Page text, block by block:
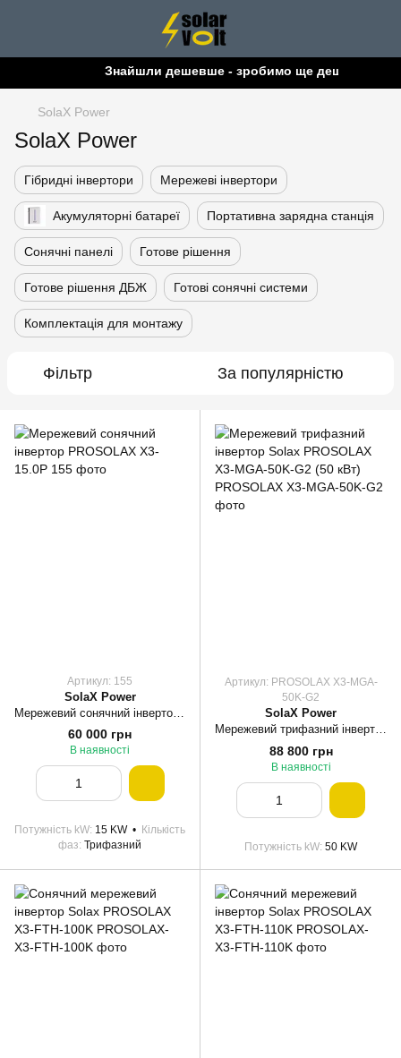
Знайшли дешевше - зробимо ще дешевше!
SolaX Power
SolaX Power
Гібридні інвертори Мережеві інвертори
Акумуляторні батареї Портативна зарядна станція
Сонячні панелі Готове рішення
Готове рішення ДБЖ Готові сонячні системи
Комплектація для монтажу
Фільтр За популярністю
Артикул: 155
SolaX Power
60 000 грн
В наявності
Потужність kW 15 KW
Кількість
фаз Трифазний
Артикул: PROSOLAX X3-MGA-
50K-G2
SolaX Power
Мережевий трифазний інвертор Solax PROSOLAX X3-MGA-50K-G2 (50 кВт)
88 800 грн
В наявності
Потужність kW 50 KW